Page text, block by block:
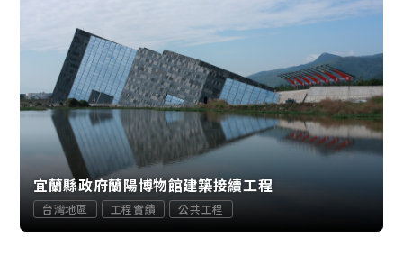
宜蘭縣政府蘭陽博物館建築接續工程
台灣地區 工程實績 公共工程